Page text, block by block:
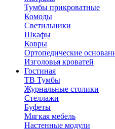
Тумбы прикроватные
Комоды
Светильники
Шкафы
Ковры
Ортопедические
Изголовья кроватей
Гостиная
ТВ Тумбы
Журнальные столики
Стеллажи
Буфеты
Мягкая мебель
Настенные модули